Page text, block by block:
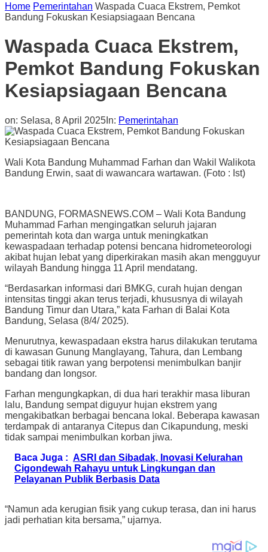
Home Pemerintahan Waspada Cuaca Ekstrem, Pemkot
Bandung Fokuskan Kesiapsiagaan Bencana
Waspada Cuaca Ekstrem,
Pemkot Bandung Fokuskan
Kesiapsiagaan Bencana
on: Selasa, 8 April 2025 In: Pemerintahan
Wali Kota Bandung Muhammad Farhan dan Wakil Walikota
Bandung Erwin, saat di wawancara wartawan. (Foto : Ist)
BANDUNG, FORMASNEWS.COM – Wali Kota Bandung
Muhammad Farhan mengingatkan seluruh jajaran
pemerintah kota dan warga untuk meningkatkan
kewaspadaan terhadap potensi bencana hidrometeorologi
akibat hujan lebat yang diperkirakan masih akan mengguyur
wilayah Bandung hingga 11 April mendatang.
“Berdasarkan informasi dari BMKG, curah hujan dengan
intensitas tinggi akan terus terjadi, khususnya di wilayah
Bandung Timur dan Utara,” kata Farhan di Balai Kota
Bandung, Selasa (8/4/ 2025).
Menurutnya, kewaspadaan ekstra harus dilakukan terutama
di kawasan Gunung Manglayang, Tahura, dan Lembang
sebagai titik rawan yang berpotensi menimbulkan banjir
bandang dan longsor.
Farhan mengungkapkan, di dua hari terakhir masa liburan
lalu, Bandung sempat diguyur hujan ekstrem yang
mengakibatkan berbagai bencana lokal. Beberapa kawasan
terdampak di antaranya Citepus dan Cikapundung, meski
tidak sampai menimbulkan korban jiwa.
Baca Juga : ASRI dan Sibadak, Inovasi Kelurahan
Cigondewah Rahayu untuk Lingkungan dan
Pelayanan Publik Berbasis Data
“Namun ada kerugian fisik yang cukup terasa, dan ini harus
jadi perhatian kita bersama,” ujarnya.